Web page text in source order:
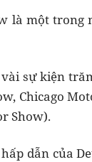
là một
sự kiện
Chicago
Show).
dẫn của